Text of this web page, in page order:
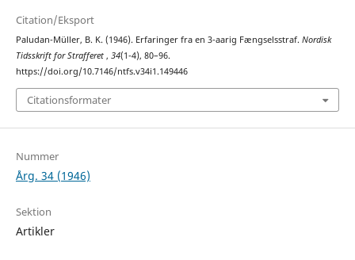
Citation/Eksport
Paludan-Müller, B. K. (1946). Erfaringer fra en 3-aarig Fængselsstraf. Nordisk
Tidsskrift for Strafferet , 34(1-4), 80–96.
https://doi.org/10.7146/ntfs.v34i1.149446
Citationsformater
Nummer
Årg. 34 (1946)
Sektion
Artikler